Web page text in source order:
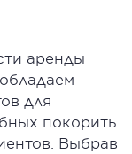
аренды
для
покорить
Выбрав